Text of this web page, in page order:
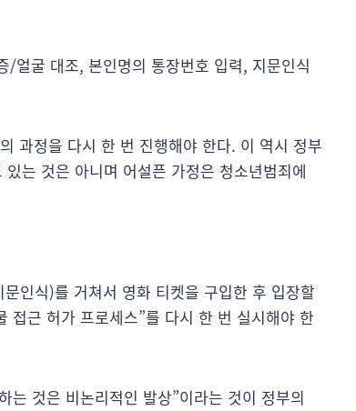
얼굴 대조, 본인명의 통장번호 입력, 지문인식
과정을 다시 한 번 진행해야 한다. 이 역시 정부
는 것은 아니며 어설픈 가정은 청소년범죄에
인식)를 거쳐서 영화 티켓을 구입한 후 입장할
접근 허가 프로세스”를 다시 한 번 실시해야 한
는 것은 비논리적인 발상”이라는 것이 정부의